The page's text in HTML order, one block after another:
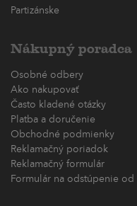
Partizánske
Nákupný poradca
Osobné odbery
Ako nakupovať
Často kladené otázky
Platba a doručenie
Obchodné podmienky
Reklamačný poriadok
Reklamačný formulár
Formulár na odstúpenie od